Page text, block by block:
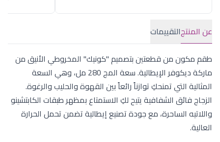
عن المنتجالتقييمات
طقم مكون من قطعتين بتصميم "كونيك" المخروطي الأنيق من
ماركة ديكوفر الإيطالية. سعة المج 280 مل، وهي السعة
المثالية التي تمنحكِ توازناً رائعاً بين القهوة والحليب والرغوة.
الزجاج فائق الشفافية يتيح لكِ الاستمتاع بمظهر طبقات الكابتشينو
واللاتيه الساحرة، مع جودة تصنيع إيطالية تضمن تحمل الحرارة
العالية.